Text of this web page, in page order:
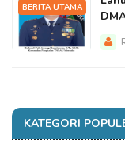
BERITA UTAMA
KATEGORI